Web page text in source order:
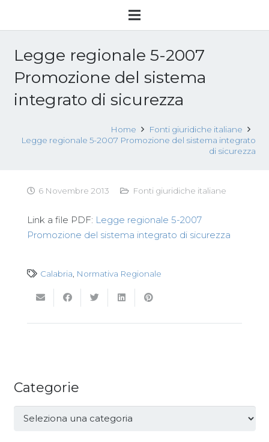
Legge regionale 5-2007
Promozione del sistema
integrato di sicurezza
Home
Fonti giuridiche italiane
Legge regionale 5-2007 Promozione del sistema integrato
di sicurezza
6 Novembre 2013 Fonti giuridiche italiane
Link a file PDF: Legge regionale 5-2007
Promozione del sistema integrato di sicurezza
Calabria Normativa Regionale
Categorie
Categorie